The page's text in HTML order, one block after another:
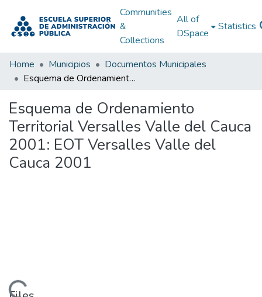
Communities
&
Collections
All of
DSpace
Statistics
Home Municipios
Documentos Municipales
Esquema de Ordenamiento Territorial Versalles Valle del Cauca 2001: EOT Versalles Valle del Cauca 2001
Esquema de Ordenamiento
Territorial Versalles Valle del Cauca
2001: EOT Versalles Valle del
Cauca 2001